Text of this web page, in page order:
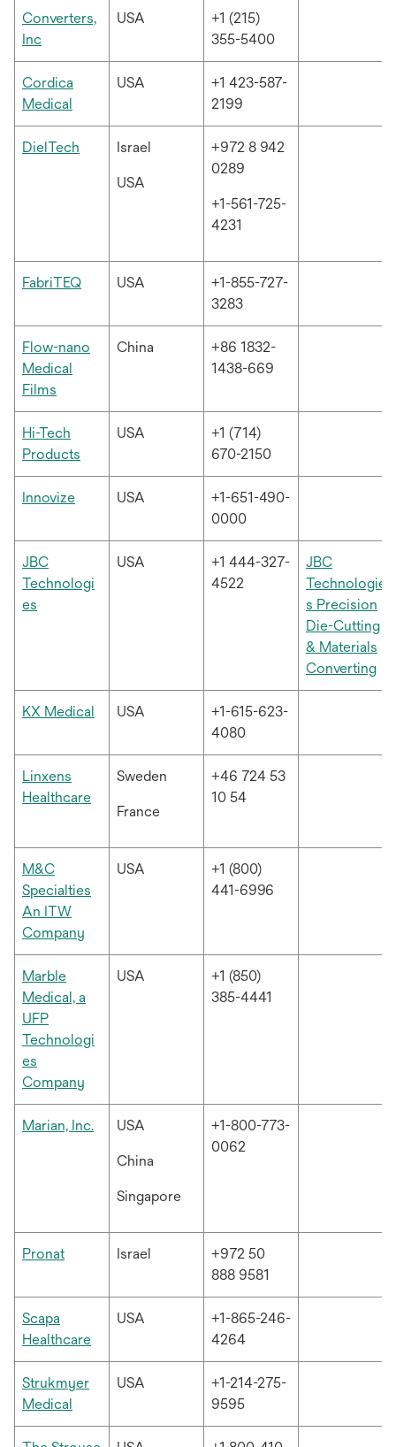
Converters,
Inc
탭
에
서
열
림
USA
+1 (215)
355-5400
Cordica
Medical
탭
에
USA
+1 423-587-
2199
DielTech Israel
USA
+972 8 942
0289
+1-561-725-
4231
FabriTEQ새
에
서
USA
+1-855-727-
3283
Flow-nano
Medical
Films
탭
에
서
열
림
China
+86 1832-
1438-669
Hi-Tech
Products
탭
열
USA
+1 (714)
670-2150
Innovize새
에
열
USA
+1-651-490-
0000
JBC
Technologi
es
열
림
USA
+1 444-327-
4522
JBC
Technologie
s Precision
Die-Cutting
& Materials
Converting새
탭
열
KX Medical
에
USA
+1-615-623-
4080
Linxens
Healthcare새
Sweden
France
+46 724 53
10 54
M&C
Specialties
An ITW
Company
탭
서
림
USA
+1 (800)
441-6996
Marble
Medical, a
UFP
Technologi
es
Company
탭
에
USA
+1 (850)
385-4441
Marian, Inc.새
림
USA
China
Singapore
+1-800-773-
0062
Pronat새
에
열
림
Israel
+972 50
888 9581
Scapa
Healthcare새
탭
열
USA
+1-865-246-
4264
Strukmyer
Medical
탭
USA
+1-214-275-
9595